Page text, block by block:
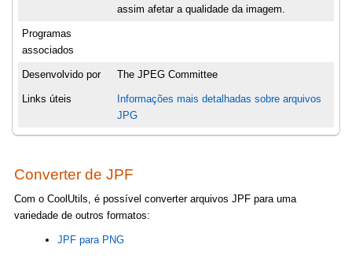
assim afetar a qualidade da imagem.
Programas
associados
Desenvolvido por The JPEG Committee
Links úteis
Informações mais detalhadas sobre arquivos
JPG
Converter de JPF
Com o CoolUtils, é possível converter arquivos JPF para uma
variedade de outros formatos:
JPF para PNG